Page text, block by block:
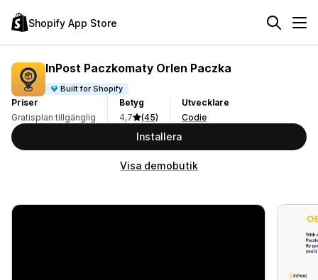
Shopify App Store
InPost Paczkomaty Orlen Paczka
Built for Shopify
Priser
Gratisplan tillgänglig
Betyg
4,7
(45)
Utvecklare
Codie
Installera
Visa demobutik